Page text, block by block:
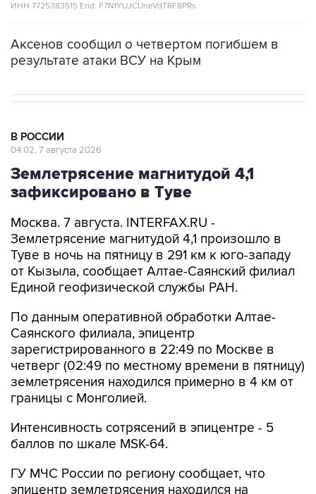
ИНН 7725383515 Erid: F7NfYUJCUneVdTRF8PRs
Аксенов сообщил о четвертом погибшем в
результате атаки ВСУ на Крым
В РОССИИ
04:02, 7 августа 2026
Землетрясение магнитудой 4,1
зафиксировано в Туве
Москва. 7 августа. INTERFAX.RU -
Землетрясение магнитудой 4,1 произошло в
Туве в ночь на пятницу в 291 км к юго-западу
от Кызыла, сообщает Алтае-Саянский филиал
Единой геофизической службы РАН.
По данным оперативной обработки Алтае-
Саянского филиала, эпицентр
зарегистрированного в 22:49 по Москве в
четверг (02:49 по местному времени в пятницу)
землетрясения находился примерно в 4 км от
границы с Монголией.
Интенсивность сотрясений в эпицентре - 5
баллов по шкале MSK-64.
ГУ МЧС России по региону сообщает, что
эпицентр землетрясения находился на